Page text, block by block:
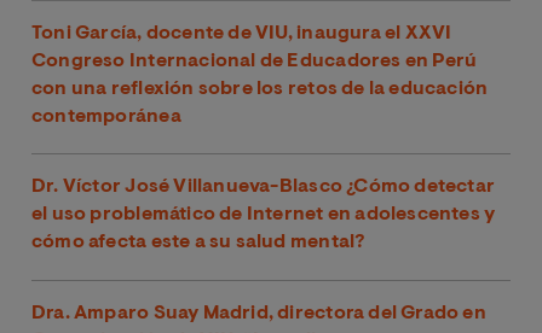
Toni García, docente de VIU, inaugura el XXVI
Congreso Internacional de Educadores en Perú
con una reflexión sobre los retos de la educación
contemporánea
Dr. Víctor José Villanueva-Blasco ¿Cómo detectar
el uso problemático de Internet en adolescentes y
cómo afecta este a su salud mental?
Dra. Amparo Suay Madrid, directora del Grado en